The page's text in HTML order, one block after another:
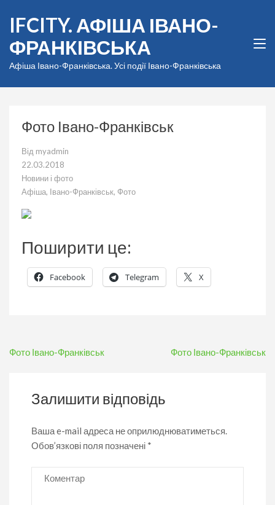
вмісту
(натисніть
Enter)
IFCITY. АФІША ІВАНО-
ФРАНКІВСЬКА
Афіша Івано-Франківська. Усі події Івано-Франківська
Фото Івано-Франківськ
Від myadmin
22.03.2018
Новини і фото
Афіша, Івано-Франківськ, Фото
Поширити це:
Facebook Telegram X
Навігація
Фото Івано-Франківськ Фото Івано-Франківськ
Залишити відповідь
Ваша e-mail адреса не оприлюднюватиметься.
Обов’язкові поля позначені *
Коментар